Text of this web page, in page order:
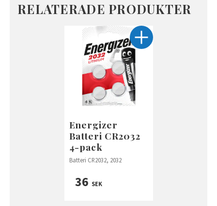
RELATERADE PRODUKTER
Energizer
Batteri CR2032
4-pack
Batteri CR2032, 2032
36 SEK